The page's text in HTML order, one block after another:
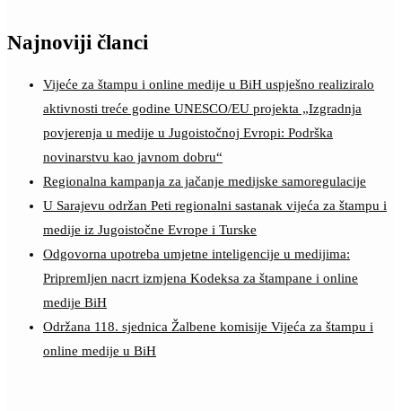
Najnoviji članci
Vijeće za štampu i online medije u BiH uspješno realiziralo
aktivnosti treće godine UNESCO/EU projekta „Izgradnja
povjerenja u medije u Jugoistočnoj Evropi: Podrška
novinarstvu kao javnom dobru“
Regionalna kampanja za jačanje medijske samoregulacije
U Sarajevu održan Peti regionalni sastanak vijeća za štampu i
medije iz Jugoistočne Evrope i Turske
Odgovorna upotreba umjetne inteligencije u medijima:
Pripremljen nacrt izmjena Kodeksa za štampane i online
medije BiH
Održana 118. sjednica Žalbene komisije Vijeća za štampu i
online medije u BiH